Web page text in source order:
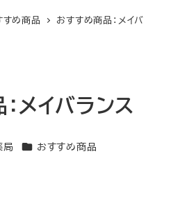
すめ商品
おすすめ商品：メイバ
メイバランス
局 カテゴリー
おすすめ商品